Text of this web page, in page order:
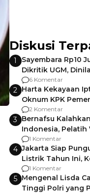
Diskusi
1
Sayembara Rp10
Dikritik UGM,
Gagalnya Negara
6 Komentar
2 Harta Kekayaan
Oknum KPK
Pemalang
2 Komentar
3 Bernafsu
Indonesia, Pelatih
Berencana Pakai
1 Komentar
4 Jakarta Siap
Listrik Tahun Ini,
Kena hingga 75%
1 Komentar
5 Mengenal Lisda
Tinggi Polri yang